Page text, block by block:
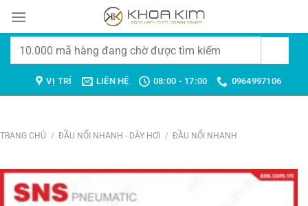
đến
Tìm
VỊ TRÍ LIÊN HỆ 08:00 - 17:00 0964997106
TRANG CHỦ / ĐẦU NỐI NHANH - DÂY HƠI / ĐẦU NỐI NHANH